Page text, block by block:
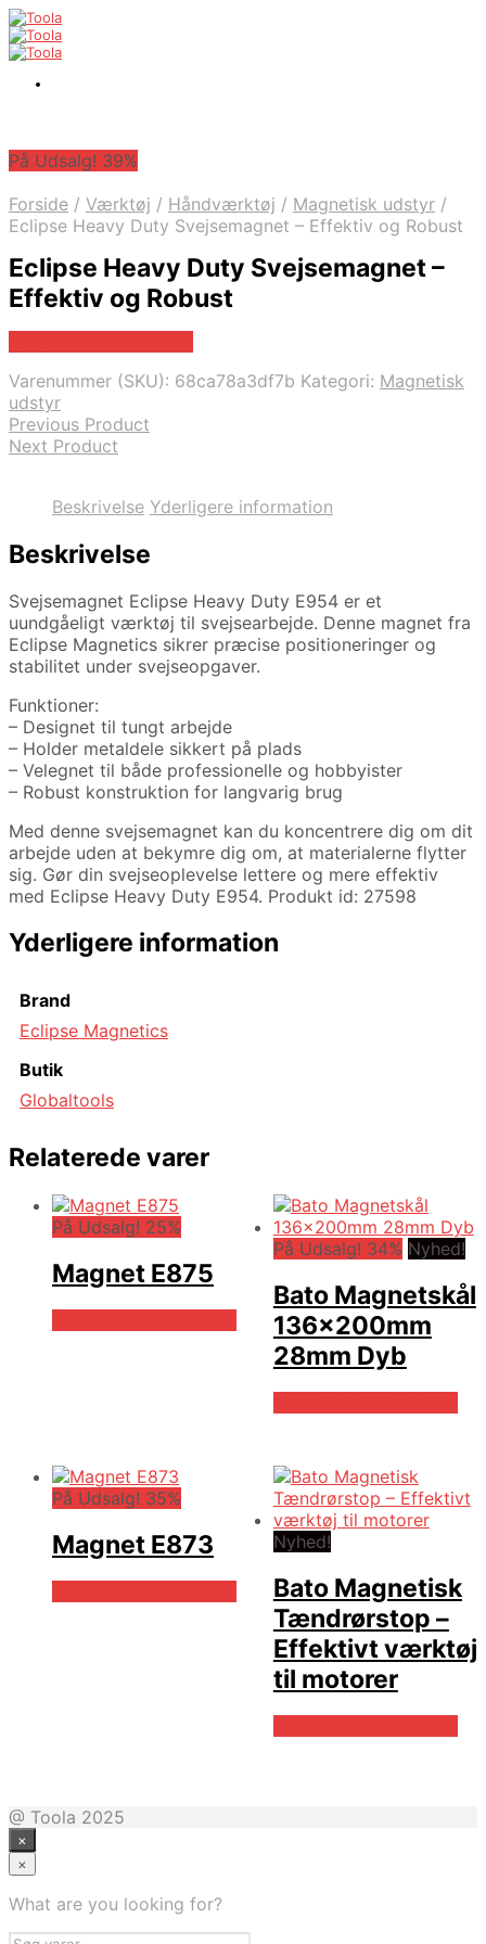
På Udsalg! 39%
Forside / Værktøj / Håndværktøj / Magnetisk udstyr /
Eclipse Heavy Duty Svejsemagnet – Effektiv og Robust
Eclipse Heavy Duty Svejsemagnet –
Effektiv og Robust
Varenummer (SKU): 68ca78a3df7b Kategori: Magnetisk
udstyr
Previous Product
Next Product
Beskrivelse Yderligere information
Beskrivelse
Svejsemagnet Eclipse Heavy Duty E954 er et
uundgåeligt værktøj til svejsearbejde. Denne magnet fra
Eclipse Magnetics sikrer præcise positioneringer og
stabilitet under svejseopgaver.
Funktioner:
– Designet til tungt arbejde
– Holder metaldele sikkert på plads
– Velegnet til både professionelle og hobbyister
– Robust konstruktion for langvarig brug
Med denne svejsemagnet kan du koncentrere dig om dit
arbejde uden at bekymre dig om, at materialerne flytter
sig. Gør din svejseoplevelse lettere og mere effektiv
med Eclipse Heavy Duty E954. Produkt id: 27598
Yderligere information
Brand
Eclipse Magnetics
Butik
Globaltools
Relaterede varer
På Udsalg! 25%
Magnet E875
På Udsalg! 34% Nyhed!
Bato Magnetskål
136x200mm
28mm Dyb
På Udsalg! 35%
Magnet E873 Nyhed!
Bato Magnetisk
Tændrørstop –
Effektivt værktøj
til motorer
@ Toola 2025
×
×
What are you looking for?